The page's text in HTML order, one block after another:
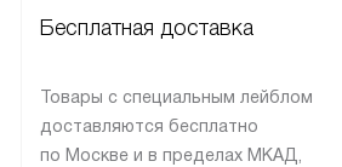
Бесплатная доставка
Товары с специальным лейблом
доставляются бесплатно
по Москве и в пределах МКАД,